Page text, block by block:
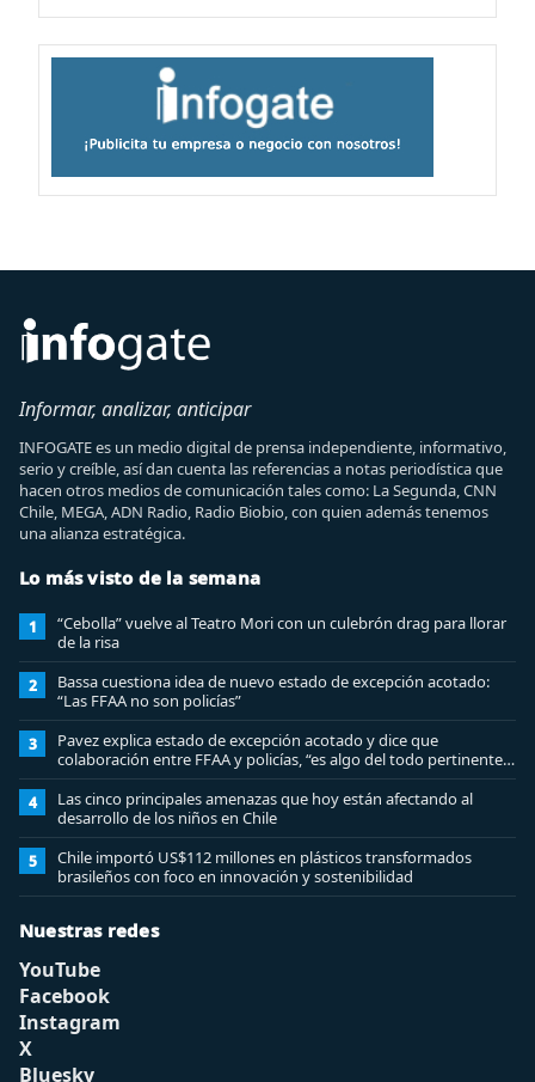
Informar, analizar, anticipar
INFOGATE es un medio digital de prensa independiente, informativo,
serio y creíble, así dan cuenta las referencias a notas periodística que
hacen otros medios de comunicación tales como: La Segunda, CNN
Chile, MEGA, ADN Radio, Radio Biobio, con quien además tenemos
una alianza estratégica.
Lo más visto de la semana
1
“Cebolla” vuelve al Teatro Mori con un culebrón drag para llorar
de la risa
2
Bassa cuestiona idea de nuevo estado de excepción acotado:
“Las FFAA no son policías”
3
Pavez explica estado de excepción acotado y dice que
colaboración entre FFAA y policías, “es algo del todo pertinente
analizar”
4
Las cinco principales amenazas que hoy están afectando al
desarrollo de los niños en Chile
5
Chile importó US$112 millones en plásticos transformados
brasileños con foco en innovación y sostenibilidad
Nuestras redes
YouTube
Facebook
Instagram
X
Bluesky